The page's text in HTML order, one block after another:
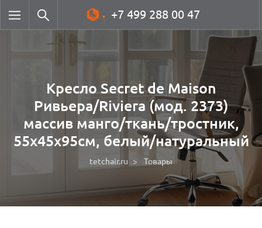
+7 499 288 00 47
Кресло Secret de Maison
Ривьера/Riviera (мод. 2373)
массив манго/ткань/тростник,
55х45х95см, белый/натуральный
tetchair.ru Товары